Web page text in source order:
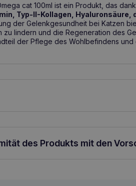
cat 100ml ist ein Produkt, das
Typ-II-Kollagen, Hyaluronsäure,
der Gelenkgesundheit bei Katzen
zu lindern und die Regeneration des
der Pflege des Wohlbefindens und
täglichdes Produkts mit den